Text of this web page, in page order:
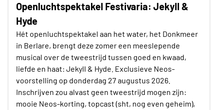
Openluchtspektakel Festivaria: Jekyll &
Hyde
Hét openluchtspektakel aan het water, het Donkmeer
in Berlare, brengt deze zomer een meeslepende
musical over de tweestrijd tussen goed en kwaad,
liefde en haat: Jekyll & Hyde. Exclusieve Neos-
voorstelling op donderdag 27 augustus 2026.
Inschrijven zou alvast geen tweestrijd mogen zijn:
mooie Neos-korting, topcast (sht, nog even geheim),